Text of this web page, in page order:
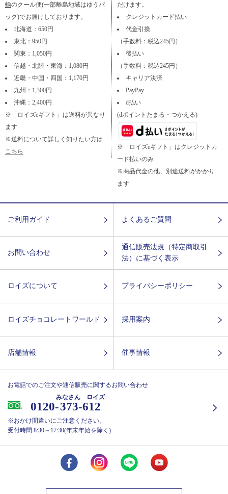
輸のクール便(一部離島地域はゆうパ
ック)でお届けしております。
北海道：650円
東北：950円
関東：1,050円
信越・北陸・東海：1,080円
近畿・中国・四国：1,170円
九州：1,300円
沖縄：2,400円
※「ロイズeギフト」は送料が異なり
ます
※送料について詳しく知りたい方は
こちら
だけます。
クレジットカード払い
代金引換
（手数料：税込245円）
後払い
（手数料：税込245円）
キャリア決済
PayPay
d払い
(dポイントたまる・つかえる)
※「ロイズeギフト」はクレジットカ
ード払いのみ
※商品代金の他、別途送料がかかり
ます
ご利用ガイド よくあるご質問
お問い合わせ
通信販売法規（特定商取引
法）に基づく表示
ロイズについて プライバシーポリシー
ロイズチョコレートワールド 採用案内
店舗情報 催事情報
お電話でのご注文や通信販売に関するお問い合わせ
0120-373-612
みなさん ロイズ
※おかけ間違いにご注意ください。
受付時間 8:30～17:30(年末年始を除く)